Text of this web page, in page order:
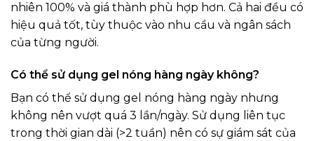
nhiên 100% và giá thành phù hợp hơn. Cả hai đều có
hiệu quả tốt, tùy thuộc vào nhu cầu và ngân sách
của từng người.
Có thể sử dụng gel nóng hàng ngày không?
Bạn có thể sử dụng gel nóng hàng ngày nhưng
không nên vượt quá 3 lần/ngày. Sử dụng liên tục
trong thời gian dài (>2 tuần) nên có sự giám sát của